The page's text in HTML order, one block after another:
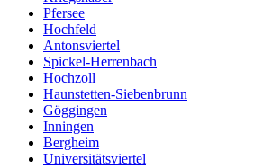
Pfersee
Hochfeld
Antonsviertel
Spickel-Herrenbach
Hochzoll
Haunstetten-Siebenbrunn
Göggingen
Inningen
Bergheim
Universitätsviertel